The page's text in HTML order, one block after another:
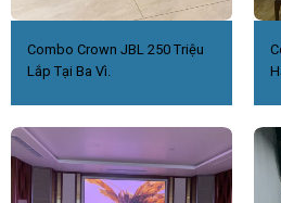
Combo Crown JBL 250 Triệu
Lắp Tại Ba Vì.